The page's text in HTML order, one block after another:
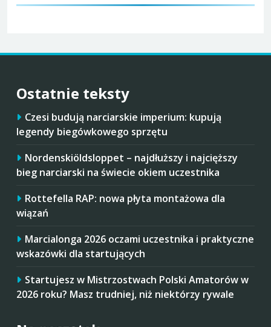
Ostatnie teksty
Czesi budują narciarskie imperium: kupują
legendy biegówkowego sprzętu
Nordenskiöldsloppet – najdłuższy i najcięższy
bieg narciarski na świecie okiem uczestnika
Rottefella RAP: nowa płyta montażowa dla
wiązań
Marcialonga 2026 oczami uczestnika i praktyczne
wskazówki dla startujących
Startujesz w Mistrzostwach Polski Amatorów w
2026 roku? Masz trudniej, niż niektórzy rywale